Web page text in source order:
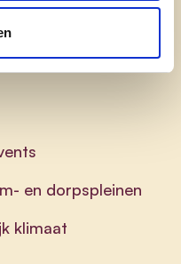
en
en dorpspleinen
klimaat